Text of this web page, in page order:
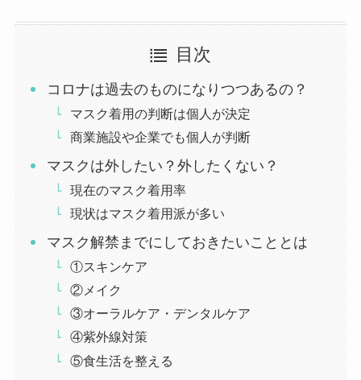
目次
コロナは過去のものになりつつあるの？
マスク着用の判断は個人が決定
商業施設や企業でも個人が判断
マスクは外したい？外したくない？
現在のマスク着用率
現状はマスク着用派が多い
マスク解禁までにしておきたいこととは
①スキンケア
②メイク
③オーラルケア・デンタルケア
④紫外線対策
⑤食生活を整える